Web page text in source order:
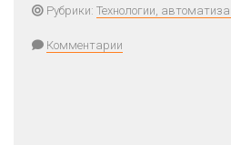
Рубрики: Технологии,
Комментарии